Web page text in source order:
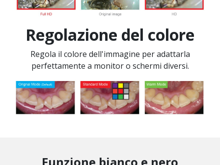
Regolazione del colore
Regola il colore dell'immagine per adattarla
perfettamente a monitor o schermi diversi.
Funzione bianco e nero